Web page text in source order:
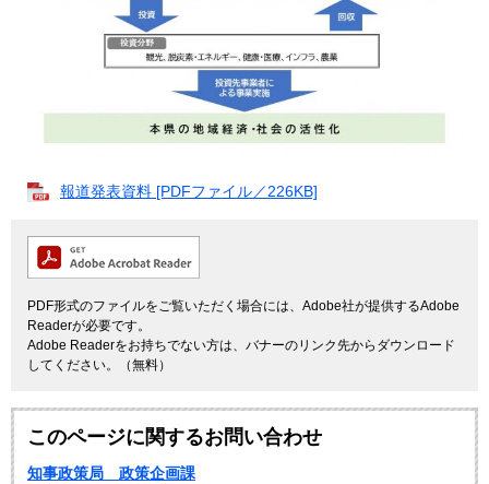
報道発表資料 [PDFファイル／226KB]
PDF形式のファイルをご覧いただく場合には、Adobe社が提供するAdobe
Readerが必要です。
Adobe Readerをお持ちでない方は、バナーのリンク先からダウンロード
してください。（無料）
このページに関するお問い合わせ
知事政策局 政策企画課